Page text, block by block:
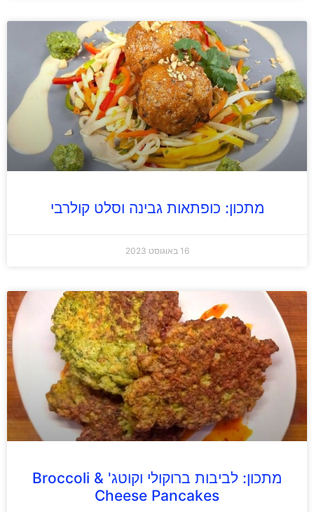
מתכון: כופתאות גבינה וסלט קולרבי
16 באוגוסט 2023
מתכון: לביבות ברוקולי וקוטג' Broccoli &
Cheese Pancakes